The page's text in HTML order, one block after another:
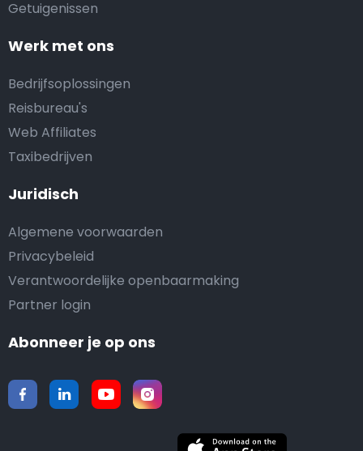
Getuigenissen
Werk met ons
Bedrijfsoplossingen
Reisbureau's
Web Affiliates
Taxibedrijven
Juridisch
Algemene voorwaarden
Privacybeleid
Verantwoordelijke openbaarmaking
Partner login
Abonneer je op ons